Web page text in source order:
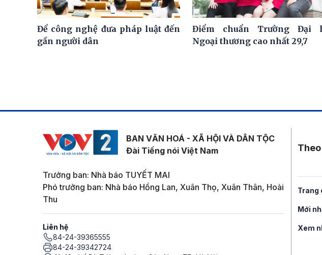
Để công nghệ đưa pháp luật đến
gần người dân
Điểm chuẩn Trường Đại
Ngoại thương cao nhất 29,7
BAN VĂN HOÁ - XÃ HỘI VÀ DÂN TỘC
Đài Tiếng nói Việt Nam
Trưởng ban: Nhà báo TUYẾT MAI
Phó trưởng ban: Nhà báo Hồng Lan, Xuân Thọ, Xuân Thân, Hoài
Thu
Liên hệ
84-24-39365555
84-24-39342724
Trang
Mới
Xem